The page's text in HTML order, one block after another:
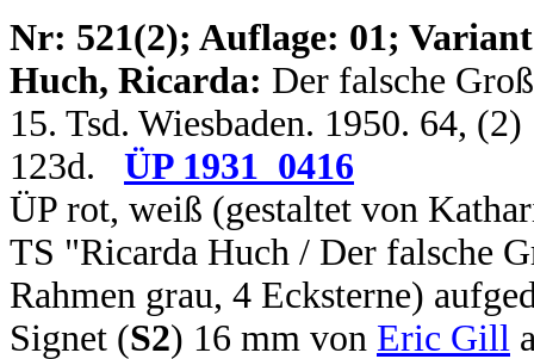
Nr: 521(2); Auflage: 01;
Huch, Ricarda: Der falsche
15. Tsd. Wiesbaden. 1950. 64,
123d.
ÜP 1931_0416
ÜP rot, weiß (gestaltet von
TS "Ricarda Huch / Der falsche
Rahmen grau, 4 Ecksterne)
Signet (S2) 16 mm von Eric Gill